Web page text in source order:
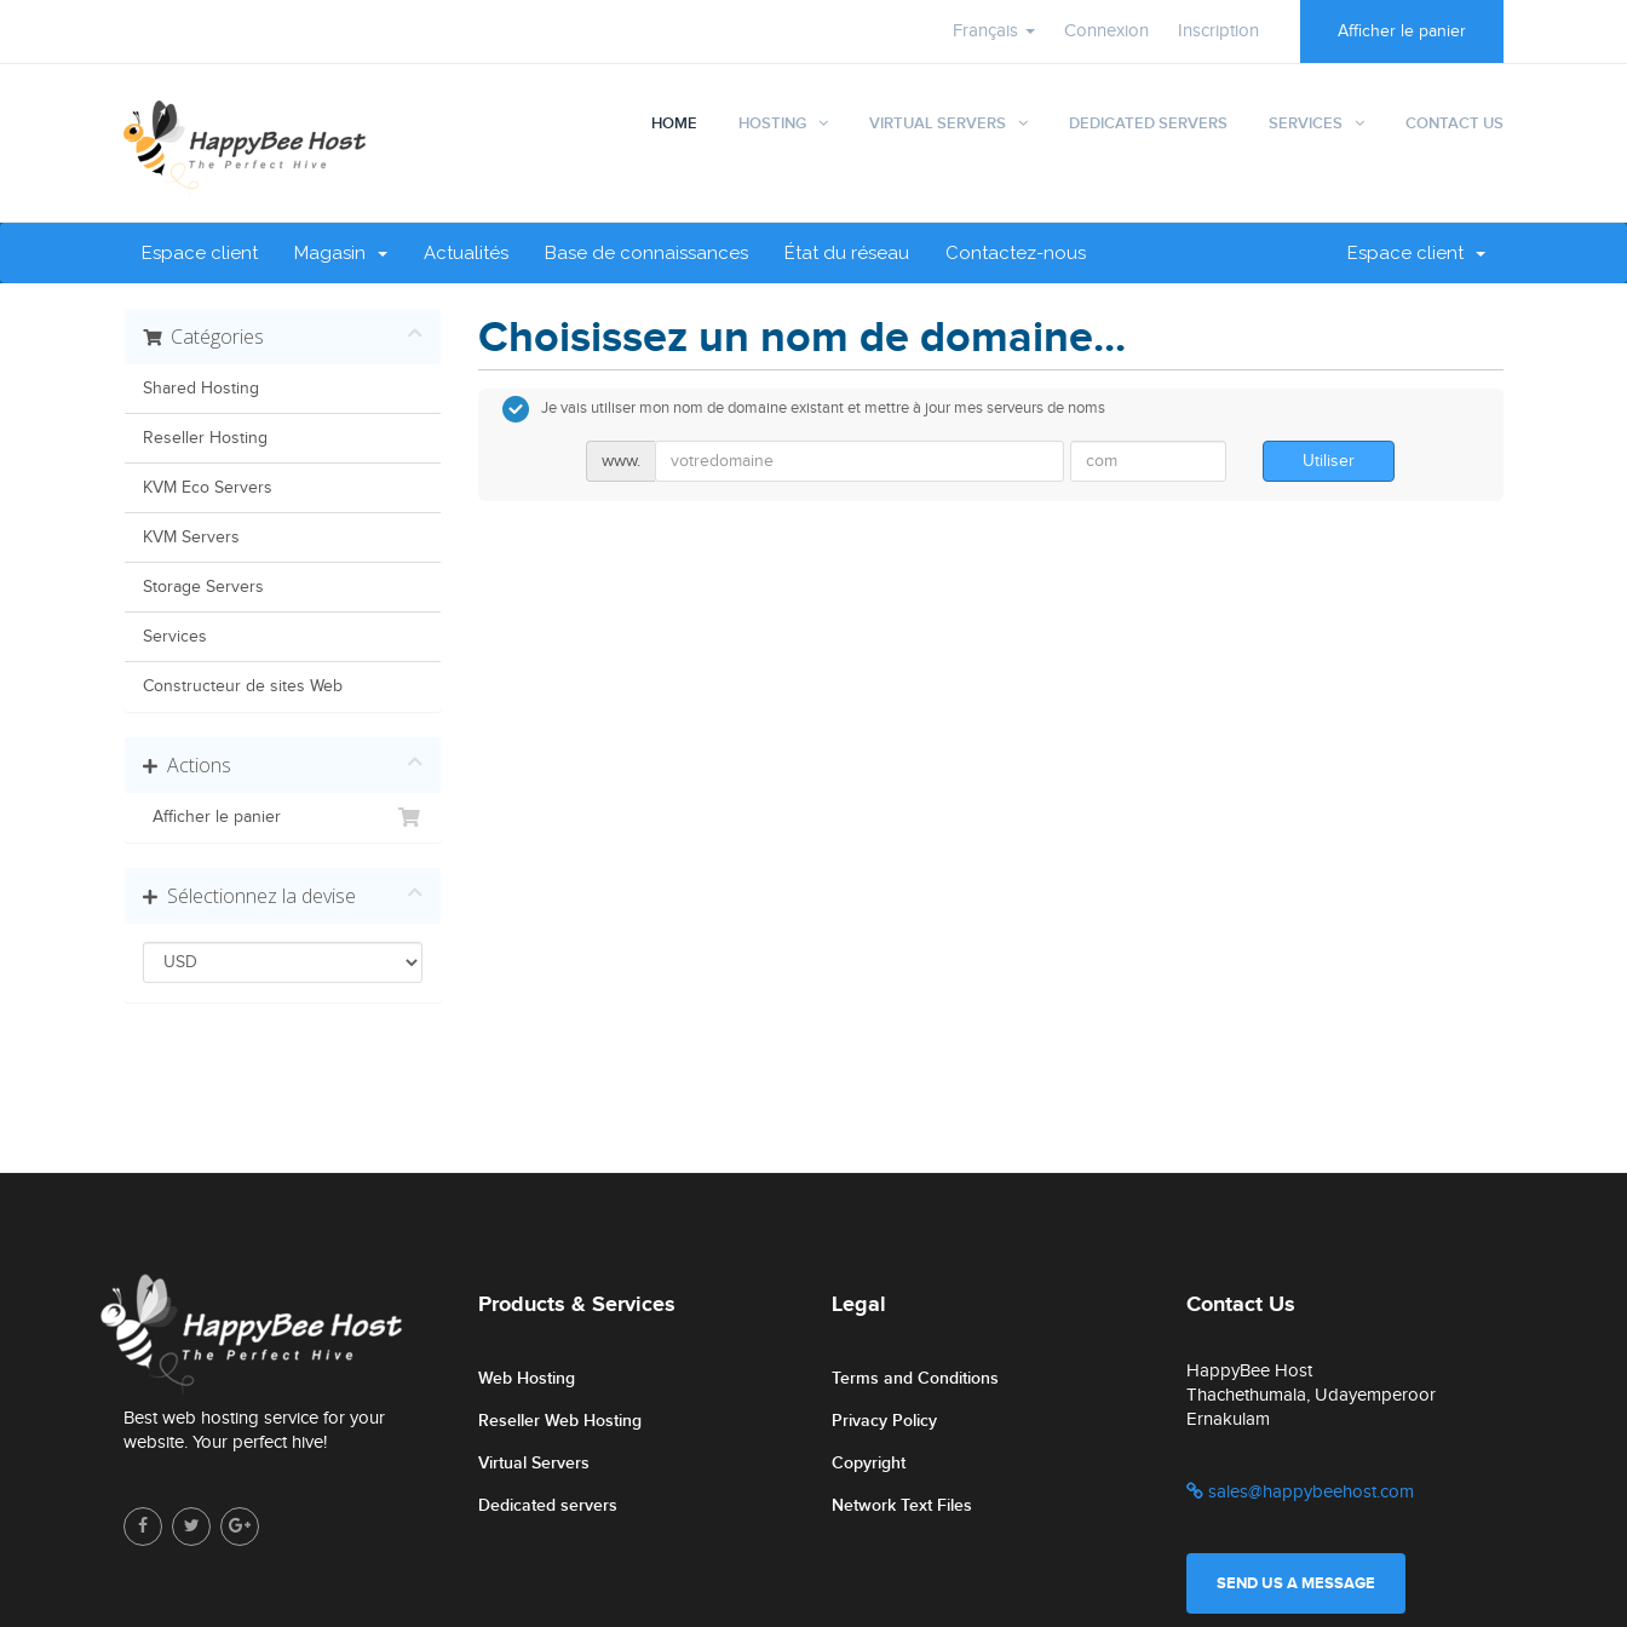
Français Connexion Inscription Afficher le panier
HOME HOSTING VIRTUAL SERVERS DEDICATED SERVERS SERVICES CONTACT US
Espace client Magasin Actualités Base de connaissances État du réseau Contactez-nous Espace client
Catégories
Shared Hosting
Reseller Hosting
KVM Eco Servers
KVM Servers
Storage Servers
Services
Constructeur de sites Web
Actions
Afficher le panier
Sélectionnez la devise
Choisissez un nom de domaine...
Je vais utiliser mon nom de domaine existant et mettre à jour mes serveurs de noms
www. Utiliser
Best web hosting service for your
website. Your perfect hive!
Products & Services
Web Hosting
Reseller Web Hosting
Virtual Servers
Dedicated servers
Legal
Terms and Conditions
Privacy Policy
Copyright
Network Text Files
Contact Us
HappyBee Host
Thachethumala, Udayemperoor
Ernakulam
sales@happybeehost.com
SEND US A MESSAGE